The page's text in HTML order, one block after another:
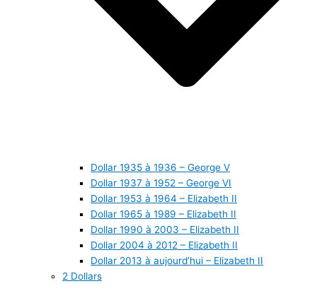
Dollar 1935 à 1936 – George V
Dollar 1937 à 1952 – George VI
Dollar 1953 à 1964 – Elizabeth II
Dollar 1965 à 1989 – Elizabeth II
Dollar 1990 à 2003 – Elizabeth II
Dollar 2004 à 2012 – Elizabeth II
Dollar 2013 à aujourd’hui – Elizabeth II
2 Dollars